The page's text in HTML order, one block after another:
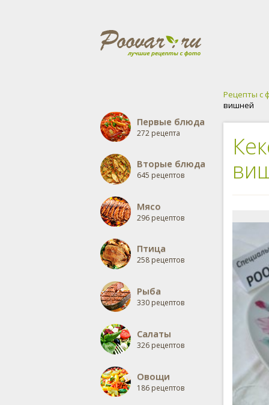
Первые блюда
272 рецепта
Вторые блюда
645 рецептов
Мясо
296 рецептов
Птица
258 рецептов
Рыба
330 рецептов
Салаты
326 рецептов
Овощи
186 рецептов
Рецепты с
вишней